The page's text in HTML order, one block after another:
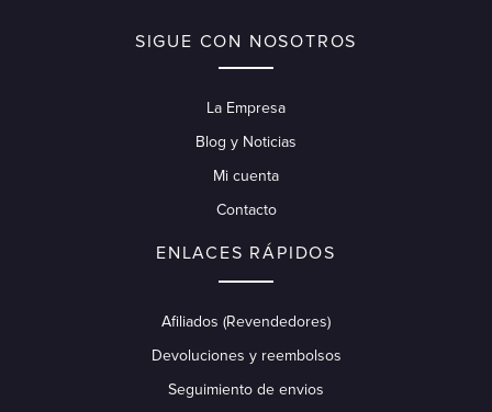
SIGUE CON NOSOTROS
La Empresa
Blog y Noticias
Mi cuenta
Contacto
ENLACES RÁPIDOS
Afiliados (Revendedores)
Devoluciones y reembolsos
Seguimiento de envios